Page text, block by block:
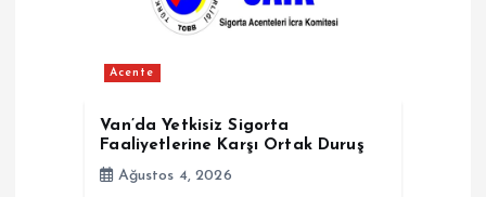
Acente
Van’da Yetkisiz Sigorta
Faaliyetlerine Karşı Ortak Duruş
Ağustos 4, 2026